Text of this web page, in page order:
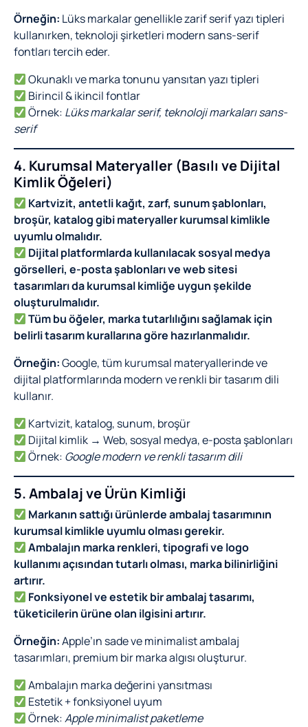
Örneğin: Lüks markalar genellikle zarif serif yazı tipleri
kullanırken, teknoloji şirketleri modern sans-serif
fontları tercih eder.
Okunaklı ve marka tonunu yansıtan yazı tipleri
Birincil & ikincil fontlar
Örnek: Lüks markalar serif, teknoloji markaları sans-
serif
4. Kurumsal Materyaller (Basılı ve Dijital
Kimlik Öğeleri)
Kartvizit, antetli kağıt, zarf, sunum şablonları,
broşür, katalog gibi materyaller kurumsal kimlikle
uyumlu olmalıdır.
Dijital platformlarda kullanılacak sosyal medya
görselleri, e-posta şablonları ve web sitesi
tasarımları da kurumsal kimliğe uygun şekilde
oluşturulmalıdır.
Tüm bu öğeler, marka tutarlılığını sağlamak için
belirli tasarım kurallarına göre hazırlanmalıdır.
Örneğin:Google, tüm kurumsal materyallerinde ve
dijital platformlarında modern ve renkli bir tasarım dili
kullanır.
Kartvizit, katalog, sunum, broşür
Dijital kimlik → Web, sosyal medya, e-posta şablonları
Örnek: Google modern ve renkli tasarım dili
5. Ambalaj ve Ürün Kimliği
Markanın sattığı ürünlerde ambalaj tasarımının
kurumsal kimlikle uyumlu olması gerekir.
Ambalajın marka renkleri, tipografi ve logo
kullanımı açısından tutarlı olması, marka bilinirliğini
artırır.
Fonksiyonel ve estetik bir ambalaj tasarımı,
tüketicilerin ürüne olan ilgisini artırır.
Örneğin:Apple’ın sade ve minimalist ambalaj
tasarımları, premium bir marka algısı oluşturur.
Ambalajın marka değerini yansıtması
Estetik + fonksiyonel uyum
Örnek:Apple minimalist paketleme